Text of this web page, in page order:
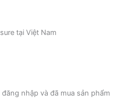
tại Việt Nam
nhập và đã mua sản phẩm